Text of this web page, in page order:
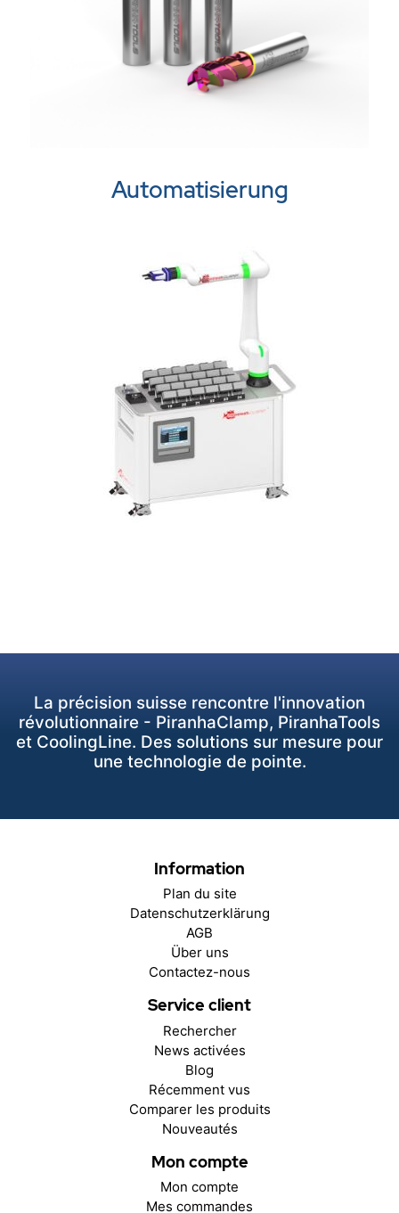
Automatisierung
La précision suisse rencontre l'innovation
révolutionnaire - PiranhaClamp, PiranhaTools
et CoolingLine. Des solutions sur mesure pour
une technologie de pointe.
Information
Plan du site
Datenschutzerklärung
AGB
Über uns
Contactez-nous
Service client
Rechercher
News activées
Blog
Récemment vus
Comparer les produits
Nouveautés
Mon compte
Mon compte
Mes commandes